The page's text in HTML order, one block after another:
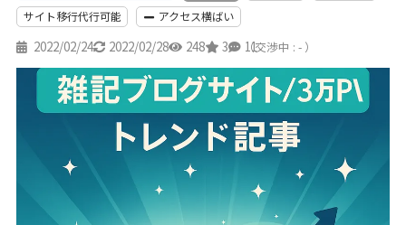
サイト移行代行可能
アクセス横ばい
2022/02/24 2022/02/28 248 3 11
（交渉中 : - ）